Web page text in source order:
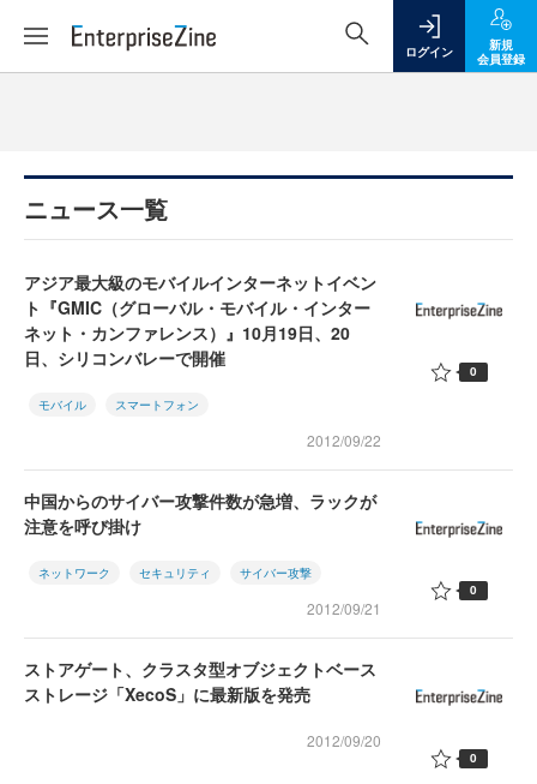
ログイン
新規
会員登録
ニュース一覧
アジア最大級のモバイルインターネットイベン
ト『GMIC（グローバル・モバイル・インター
ネット・カンファレンス）』10月19日、20
日、シリコンバレーで開催
モバイル スマートフォン
2012/09/22
0
中国からのサイバー攻撃件数が急増、ラックが
注意を呼び掛け
ネットワーク セキュリティ サイバー攻撃
2012/09/21
0
ストアゲート、クラスタ型オブジェクトベース
ストレージ「XecoS」に最新版を発売
2012/09/20
0